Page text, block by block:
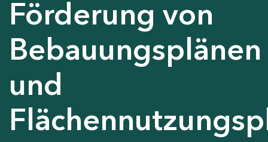
Förderung von
Bebauungsplänen
und